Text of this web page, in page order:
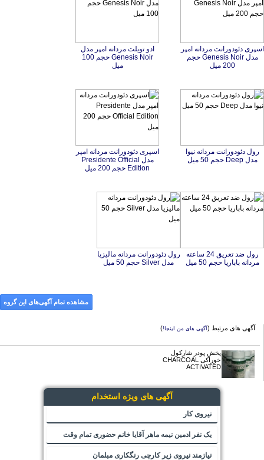
اسپری دئودورانت مردانه امپر
مدل Genesis Noir حجم
200 میل
ادو تویلت مردانه امپر مدل
Genesis Noir حجم 100
ميل
رول دئودورانت مردانه نیوا
مدل Deep حجم 50 میل
اسپری دئودورانت مردانه امپر
مدل Presidente Official
Edition حجم 200 ميل
رول ضد تعریق 24 ساعته
مردانه باباریا حجم 50 میل
رول دئودورانت مردانه ماليزيا
مدل Silver حجم 50 ميل
مشاهده تمام آگهی‌های این گروه
آگهی های مرتبط (آگهی های من اینجا!)
پخش پودر شارکول
خوراکی CHARCOAL
ACTIVATED
آگهی های ویژه استخدام
نیروی کار
یک نفر ادمین نیمه ماهر آقایا خانم حضوری تمام وقت
نیازمند نیروی زیر کارچی رنگکاری مبلمان